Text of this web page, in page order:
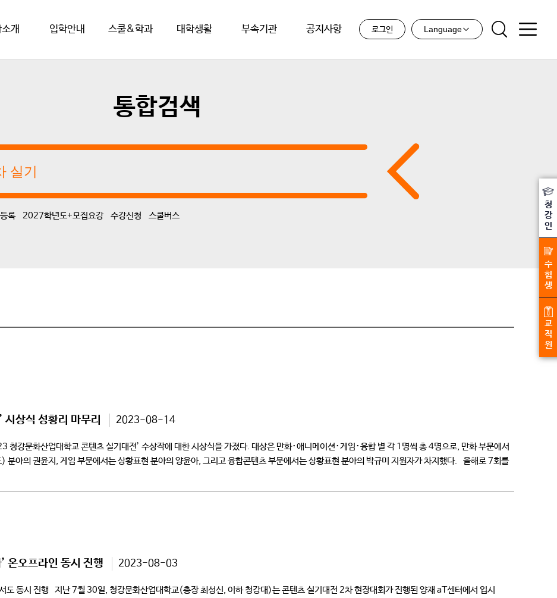
개 입학안내 스쿨&학과 대학생활 부속기관 공지사항 로그인 Language
통합검색
등록 2027학년도+모집요강 수강신청 스쿨버스
상식 성황리 마무리 2023-08-14
강문화산업대학교 콘텐츠 실기대전’ 수상작에 대한 시상식을 가졌다. 대상은 만화･애니메이션･게임･융합 별 각 1명씩 총 4명으로, 만화 부문에서
분야의 권윤지, 게임 부문에서는 상황표현 분야의 양윤아, 그리고 융합콘텐츠 부문에서는 상황표현 분야의 박규미 지원자가 차지했다. 올해로 7회를
온오프라인 동시 진행 2023-08-03
도 동시 진행 지난 7월 30일, 청강문화산업대학교(총장 최성신, 이하 청강대)는 콘텐츠 실기대전 2차 현장대회가 진행된 양재 aT센터에서 입시
청
강
인
수
험
생
교
직
원